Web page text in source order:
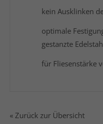
kein Ausklinken
optimale
gestanzte
für Fliesenstärke
« Zurück zur Übersicht